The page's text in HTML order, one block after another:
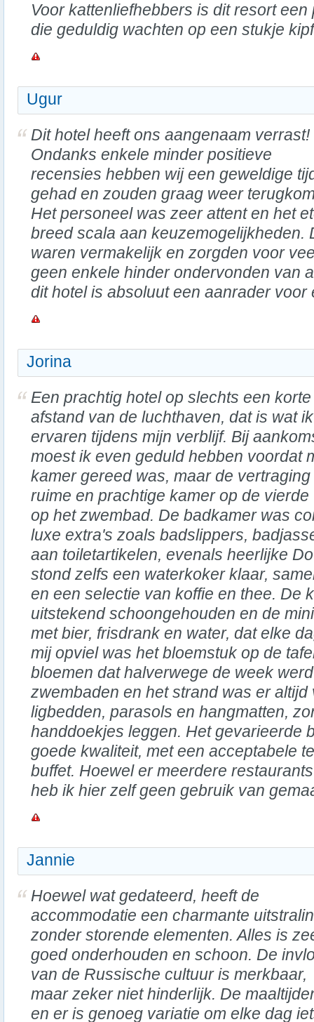
Voor kattenliefhebbers is dit resort
die geduldig wachten op een stukje
Ugur
Dit hotel heeft ons aangenaam verrast!
Ondanks enkele minder positieve
recensies hebben wij een geweldige
gehad en zouden graag weer
Het personeel was zeer attent en het
breed scala aan keuzemogelijkheden.
waren vermakelijk en zorgden voor
geen enkele hinder ondervonden van
dit hotel is absoluut een aanrader
Jorina
Een prachtig hotel op slechts een korte
afstand van de luchthaven, dat is wat
ervaren tijdens mijn verblijf. Bij
moest ik even geduld hebben voordat
kamer gereed was, maar de
ruime en prachtige kamer op de
op het zwembad. De badkamer was
luxe extra's zoals badslippers,
aan toiletartikelen, evenals heerlijke
stond zelfs een waterkoker klaar,
en een selectie van koffie en thee. De
uitstekend schoongehouden en de
met bier, frisdrank en water, dat elke
mij opviel was het bloemstuk op de
bloemen dat halverwege de week
zwembaden en het strand was er
ligbedden, parasols en hangmatten,
handdoekjes leggen. Het gevarieerde
goede kwaliteit, met een acceptabele
buffet. Hoewel er meerdere
heb ik hier zelf geen gebruik van
Jannie
Hoewel wat gedateerd, heeft de
accommodatie een charmante
zonder storende elementen. Alles is
goed onderhouden en schoon. De
van de Russische cultuur is merkbaar,
maar zeker niet hinderlijk. De
en er is genoeg variatie om elke dag